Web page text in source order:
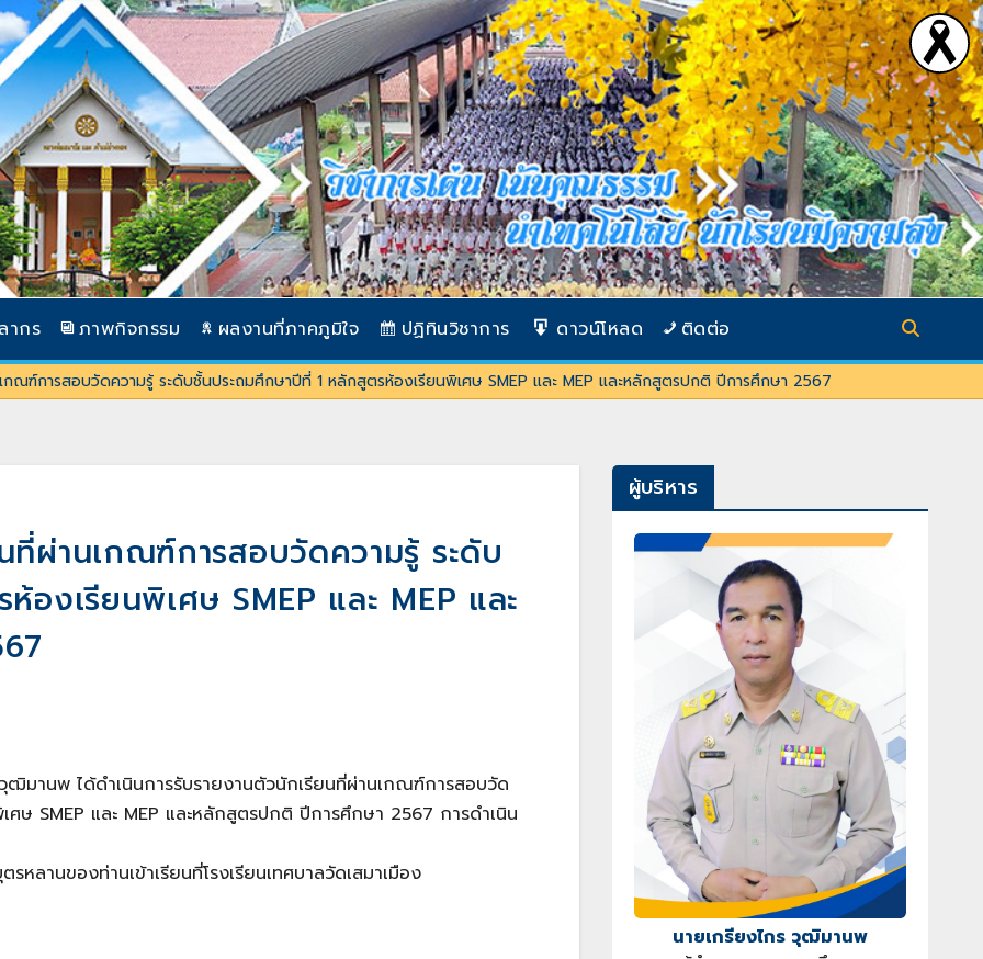
ากร ภาพกิจกรรม ผลงานที่ภาคภูมิใจ ปฏิทินวิชาการ ดาวน์โหลด ติดต่อ
กณฑ์การสอบวัดความรู้ ระดับชั้นประถมศึกษาปีที่ 1 หลักสูตรห้องเรียนพิเศษ SMEP และ MEP และหลักสูตรปกติ ปีการศึกษา 2567
ที่ผ่านเกณฑ์การสอบวัดความรู้ ระดับ
งเรียนพิเศษ SMEP และ MEP และ
ฒิมานพ ได้ดำเนินการรับรายงานตัวนักเรียนที่ผ่านเกณฑ์การสอบวัด
ษ SMEP และ MEP และหลักสูตรปกติ ปีการศึกษา 2567 การดำเนิน
ลานของท่านเข้าเรียนที่โรงเรียนเทศบาลวัดเสมาเมือง
ผู้บริหาร
นายเกรียงไกร วุฒิมานพ